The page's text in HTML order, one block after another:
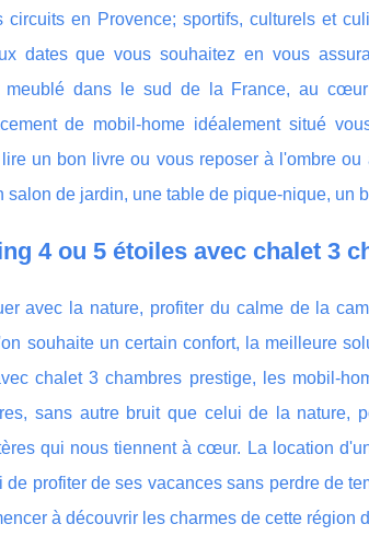
circuits en Provence; sportifs, culturels et
dates que vous souhaitez en vous
meublé dans le sud de la France, au
de mobil-home idéalement situé
un bon livre ou vous reposer à l'ombre
salon de jardin, une table de pique-nique, un
4 ou 5 étoiles avec chalet 3
avec la nature, profiter du calme de la
souhaite un certain confort, la meilleure
chalet 3 chambres prestige, les mobil-
sans autre bruit que celui de la nature,
qui nous tiennent à cœur. La location
profiter de ses vacances sans perdre de
à découvrir les charmes de cette région